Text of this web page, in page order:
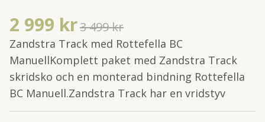
2 999 kr3 499 kr
Zandstra Track med Rottefella BC
ManuellKomplett paket med Zandstra Track
skridsko och en monterad bindning Rottefella
BC Manuell.Zandstra Track har en vridstyv